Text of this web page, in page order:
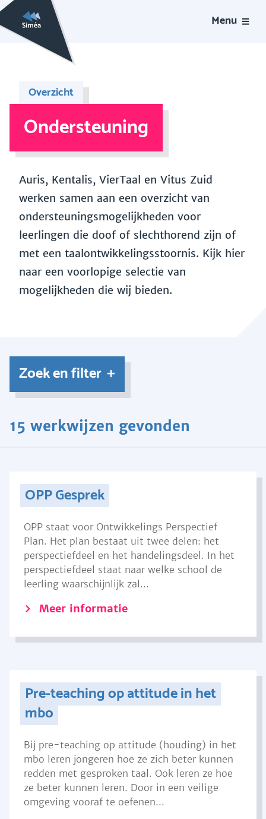
Menu
Overzicht
Ondersteuning
Auris, Kentalis, VierTaal en Vitus Zuid
werken samen aan een overzicht van
ondersteuningsmogelijkheden voor
leerlingen die doof of slechthorend zijn of
met een taalontwikkelingsstoornis. Kijk hier
naar een voorlopige selectie van
mogelijkheden die wij bieden.
Zoek en filter
15 werkwijzen gevonden
OPP Gesprek
OPP staat voor Ontwikkelings Perspectief
Plan. Het plan bestaat uit twee delen: het
perspectiefdeel en het handelingsdeel. In het
perspectiefdeel staat naar welke school de
leerling waarschijnlijk zal...
Meer informatie
Pre-teaching op attitude in het
mbo
Bij pre-teaching op attitude (houding) in het
mbo leren jongeren hoe ze zich beter kunnen
redden met gesproken taal. Ook leren ze hoe
ze beter kunnen leren. Door in een veilige
omgeving vooraf te oefenen...